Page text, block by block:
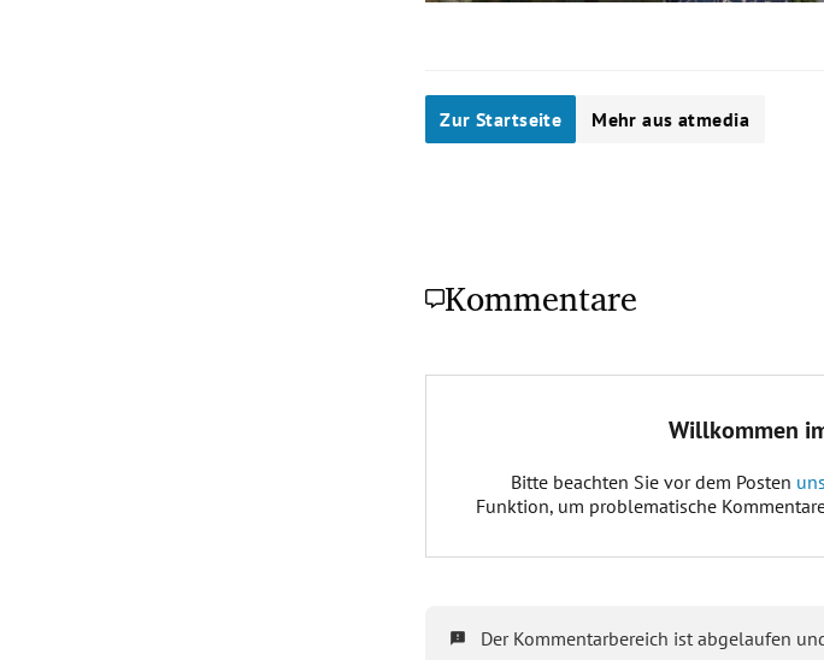
Zur Startseite Mehr aus atmedia
Kommentare